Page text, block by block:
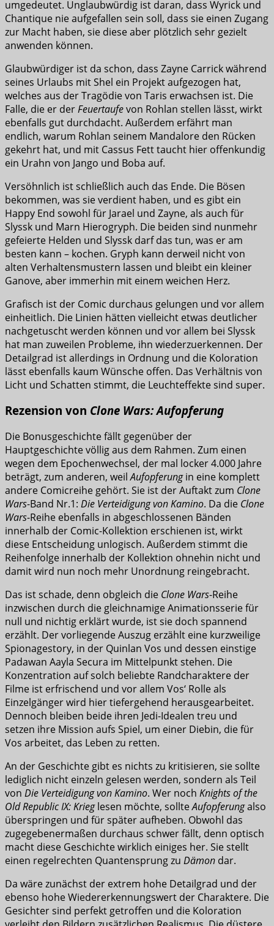
umgedeutet. Unglaubwürdig ist daran, dass Wyrick und
Chantique nie aufgefallen sein soll, dass sie einen Zugang
zur Macht haben, sie diese aber plötzlich sehr gezielt
anwenden können.
Glaubwürdiger ist da schon, dass Zayne Carrick während
seines Urlaubs mit Shel ein Projekt aufgezogen hat,
welches aus der Tragödie von Taris erwachsen ist. Die
Falle, die er derFeuertaufevon Rohlan stellen lässt, wirkt
ebenfalls gut durchdacht. Außerdem erfährt man
endlich, warum Rohlan seinem Mandalore den Rücken
gekehrt hat, und mit Cassus Fett taucht hier offenkundig
ein Urahn von Jango und Boba auf.
Versöhnlich ist schließlich auch das Ende. Die Bösen
bekommen, was sie verdient haben, und es gibt ein
Happy End sowohl für Jarael und Zayne, als auch für
Slyssk und Marn Hierogryph. Die beiden sind nunmehr
gefeierte Helden und Slyssk darf das tun, was er am
besten kann – kochen. Gryph kann derweil nicht von
alten Verhaltensmustern lassen und bleibt ein kleiner
Ganove, aber immerhin mit einem weichen Herz.
Grafisch ist der Comic durchaus gelungen und vor allem
einheitlich. Die Linien hätten vielleicht etwas deutlicher
nachgetuscht werden können und vor allem bei Slyssk
hat man zuweilen Probleme, ihn wiederzuerkennen. Der
Detailgrad ist allerdings in Ordnung und die Koloration
lässt ebenfalls kaum Wünsche offen. Das Verhältnis von
Licht und Schatten stimmt, die Leuchteffekte sind super.
Rezension von Clone Wars: Aufopferung
Die Bonusgeschichte fällt gegenüber der
Hauptgeschichte völlig aus dem Rahmen. Zum einen
wegen dem Epochenwechsel, der mal locker 4.000 Jahre
beträgt, zum anderen, weilAufopferungin eine komplett
andere Comicreihe gehört. Sie ist der Auftakt zum Clone
Wars-Band Nr.1: Die Verteidigung von Kamino. Da die Clone
Wars-Reihe ebenfalls in abgeschlossenen Bänden
innerhalb der Comic-Kollektion erschienen ist, wirkt
diese Entscheidung unlogisch. Außerdem stimmt die
Reihenfolge innerhalb der Kollektion ohnehin nicht und
damit wird nun noch mehr Unordnung reingebracht.
Das ist schade, denn obgleich die Clone Wars-Reihe
inzwischen durch die gleichnamige Animationsserie für
null und nichtig erklärt wurde, ist sie doch spannend
erzählt. Der vorliegende Auszug erzählt eine kurzweilige
Spionagestory, in der Quinlan Vos und dessen einstige
Padawan Aayla Secura im Mittelpunkt stehen. Die
Konzentration auf solch beliebte Randcharaktere der
Filme ist erfrischend und vor allem Vos‘ Rolle als
Einzelgänger wird hier tiefergehend herausgearbeitet.
Dennoch bleiben beide ihren Jedi-Idealen treu und
setzen ihre Mission aufs Spiel, um einer Diebin, die für
Vos arbeitet, das Leben zu retten.
An der Geschichte gibt es nichts zu kritisieren, sie sollte
lediglich nicht einzeln gelesen werden, sondern als Teil
von Die Verteidigung von Kamino. Wer noch Knights of the
Old Republic IX: Krieglesen möchte, sollteAufopferungalso
überspringen und für später aufheben. Obwohl das
zugegebenermaßen durchaus schwer fällt, denn optisch
macht diese Geschichte wirklich einiges her. Sie stellt
einen regelrechten Quantensprung zu Dämon dar.
Da wäre zunächst der extrem hohe Detailgrad und der
ebenso hohe Wiedererkennungswert der Charaktere. Die
Gesichter sind perfekt getroffen und die Koloration